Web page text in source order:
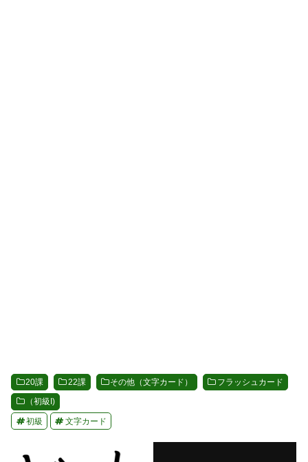
20課 22課 その他（文字カード） フラッシュカード
（初級I)
初級 文字カード